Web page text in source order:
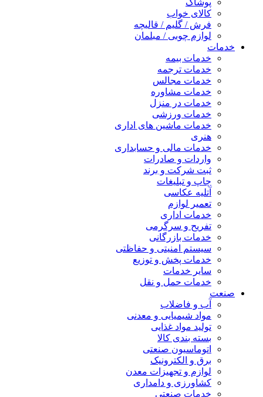
پوشاک
کالای خواب
فرش / گلیم / قالیچه
لوازم چوبی / مبلمان
خدمات
خدمات بیمه
خدمات ترجمه
خدمات مجالس
خدمات مشاوره
خدمات در منزل
خدمات ورزشی
خدمات ماشین های اداری
هنری
خدمات مالی و حسابداری
واردات و صادرات
ثبت شرکت و برند
چاپ و تبلیغات
آتلیه عکاسی
تعمیر لوازم
خدمات اداری
تفریح و سرگرمی
خدمات بازرگانی
سیستم امنیتی و حفاظتی
خدمات پخش و توزیع
سایر خدمات
خدمات حمل و نقل
صنعت
آب و فاضلاب
مواد شیمیایی و معدنی
تولید مواد غذایی
بسته بندی کالا
اتوماسیون صنعتی
برق و الکترونیک
لوازم و تجهیزات معدن
کشاورزی و دامداری
خدمات صنعتی